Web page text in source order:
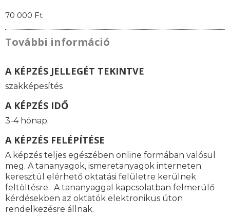
70 000 Ft
További információ
A KÉPZÉS JELLEGÉT TEKINTVE
szakképesítés
A KÉPZÉS IDŐ
3-4 hónap.
A KÉPZÉS FELÉPÍTÉSE
A képzés teljes egészében online formában valósul
meg. A tananyagok, ismeretanyagok interneten
keresztül elérhető oktatási felületre kerülnek
feltöltésre. A tananyaggal kapcsolatban felmerülő
kérdésekben az oktatók elektronikus úton
rendelkezésre állnak.